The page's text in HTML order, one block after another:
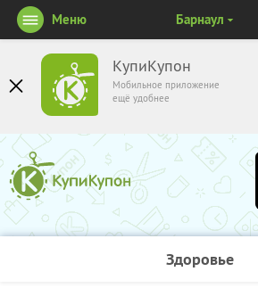
КупиКупон
Мобильное приложение
ещё удобнее
Меню Барнаул
Здоровье